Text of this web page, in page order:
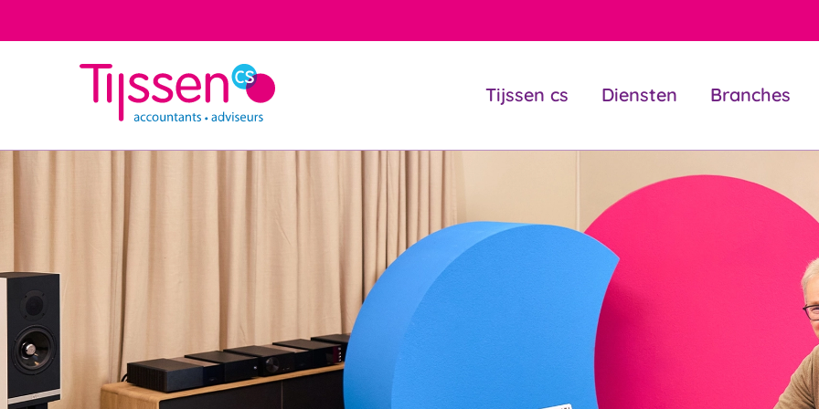
Tijssen cs Diensten Branches